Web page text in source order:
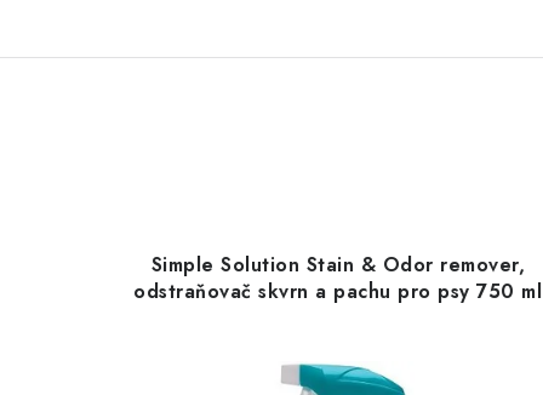
Simple Solution Stain & Odor remover,
odstraňovač skvrn a pachu pro psy 750 ml